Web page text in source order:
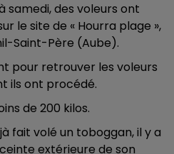
samedi, des voleurs ont
le site de « Hourra plage »,
Saint-Père (Aube).
pour retrouver les voleurs
ils ont procédé.
de 200 kilos.
fait volé un toboggan, il y a
extérieure de son